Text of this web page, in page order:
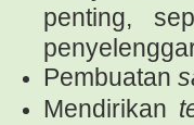
penting,
Pembuatan
Mendirikan